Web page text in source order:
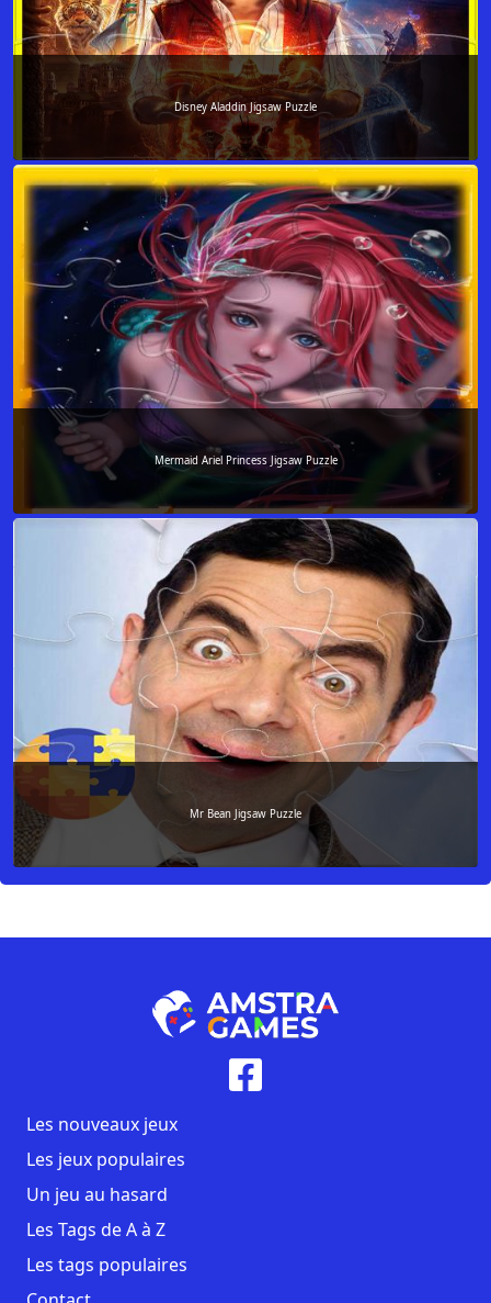
Disney Aladdin Jigsaw Puzzle
Mermaid Ariel Princess Jigsaw Puzzle
Mr Bean Jigsaw Puzzle
Les nouveaux jeux
Les jeux populaires
Un jeu au hasard
Les Tags de A à Z
Les tags populaires